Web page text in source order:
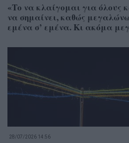
«Το να κλαίγομαι για όλους
να σημαίνει, καθώς
εμένα σ’ εμένα. Κι ακόμα
28/07/2026 14:56